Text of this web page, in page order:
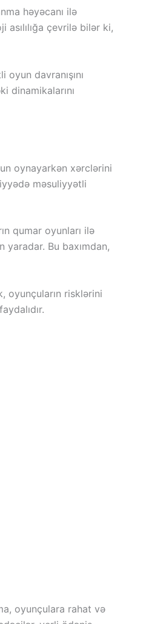
həyəcanı ilə
çevrilə bilər ki,
davranışını
dinamikalarını
oynayarkən xərclərini
məsuliyyətli
qumar oyunları ilə
yaradar. Bu baxımdan,
oyunçuların risklərini
oyunçulara rahat və